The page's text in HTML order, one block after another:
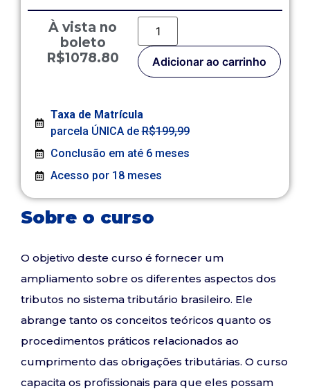
À vista no
boleto
R$1078.80
Adicionar ao carrinho
Taxa de Matrícula
parcela ÚNICA deR$199,99
Conclusão em até 6 meses
Acesso por 18 meses
Sobre o curso
O objetivo deste curso é fornecer um
ampliamento sobre os diferentes aspectos dos
tributos no sistema tributário brasileiro. Ele
abrange tanto os conceitos teóricos quanto os
procedimentos práticos relacionados ao
cumprimento das obrigações tributárias. O curso
capacita os profissionais para que eles possam